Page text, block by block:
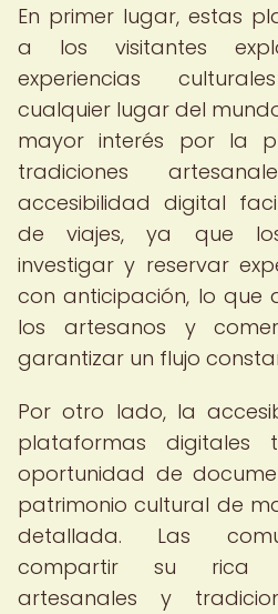
En primer lugar, estas
a los visitantes
experiencias
cualquier lugar del
mayor interés por la
tradiciones
accesibilidad digital
de viajes, ya que
investigar y reservar
con anticipación, lo que
los artesanos y
garantizar un flujo
Por otro lado, la
plataformas digitales
oportunidad de
patrimonio cultural de
detallada. Las
compartir su rica
artesanales y